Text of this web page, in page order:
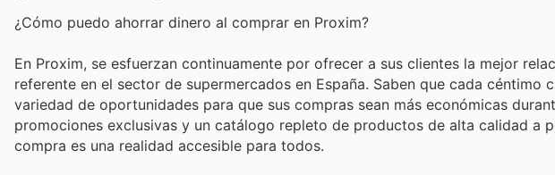
¿Cómo puedo ahorrar dinero al comprar en Proxim?
En Proxim, se esfuerzan continuamente por ofrecer a sus clientes la mejor
referente en el sector de supermercados en España. Saben que cada céntimo
variedad de oportunidades para que sus compras sean más económicas
promociones exclusivas y un catálogo repleto de productos de alta calidad a
compra es una realidad accesible para todos.